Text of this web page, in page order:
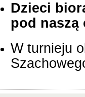
Dzieci
pod naszą
W turnieju